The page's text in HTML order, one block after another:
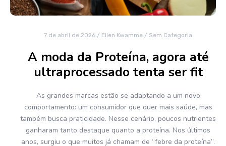
7 de abril de 2026 / Ellen Kwamme / Sem Categoria
A moda da Proteína, agora até
ultraprocessado tenta ser fit
As grandes marcas estão se adaptando a um novo
comportamento: um consumidor que quer mais saúde, mas
também busca praticidade. Nesse cenário, poucos nutrientes
ganharam tanto destaque quanto a proteína. Nos últimos
anos, surgiu o que muitos já chamam de “febre da proteína”.